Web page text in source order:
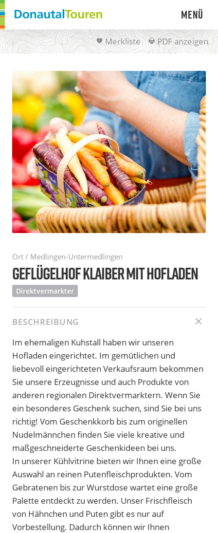
Menü
Merkliste PDF anzeigen
Ort / Medlingen-Untermedlingen
GEFLÜGELHOF KLAIBER MIT HOFLADEN
Direktvermarkter
BESCHREIBUNG
Im ehemaligen Kuhstall haben wir unseren
Hofladen eingerichtet. Im gemütlichen und
liebevoll eingerichteten Verkaufsraum bekommen
Sie unsere Erzeugnisse und auch Produkte von
anderen regionalen Direktvermarktern. Wenn Sie
ein besonderes Geschenk suchen, sind Sie bei uns
richtig! Vom Geschenkkorb bis zum originellen
Nudelmännchen finden Sie viele kreative und
maßgeschneiderte Geschenkideen bei uns.
In unserer Kühlvitrine bieten wir Ihnen eine große
Auswahl an reinen Putenfleischprodukten. Vom
Gebratenen bis zur Wurstdose wartet eine große
Palette entdeckt zu werden. Unser Frischfleisch
von Hähnchen und Puten gibt es nur auf
Vorbestellung. Dadurch können wir Ihnen